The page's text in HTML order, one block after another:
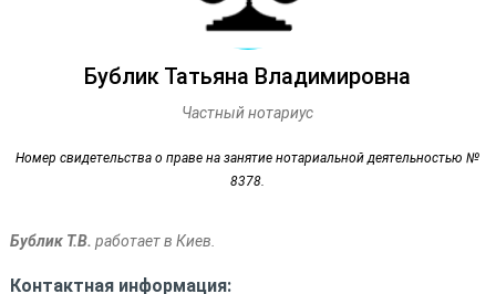
Бублик Татьяна Владимировна
Частный нотариус
Номер свидетельства о праве на занятие нотариальной деятельностью №
8378.
Бублик Т.В. работает в Киев.
Контактная информация: